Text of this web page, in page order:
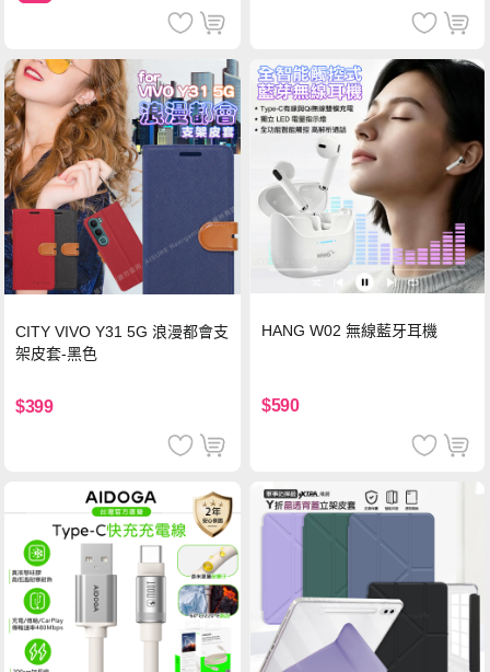
CITY VIVO Y31 5G 浪漫都會支
架皮套-黑色
$399
HANG W02 無線藍牙耳機
$590